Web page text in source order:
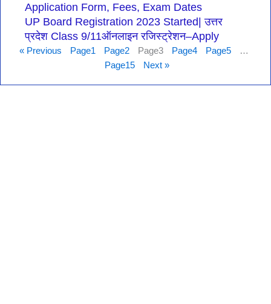
Application Form, Fees, Exam Dates
UP Board Registration 2023 Started| उत्तर
प्रदेश Class 9/11ऑनलाइन रजिस्ट्रेशन–Apply
« Previous Page1 Page2 Page3 Page4 Page5
…
Page15 Next »